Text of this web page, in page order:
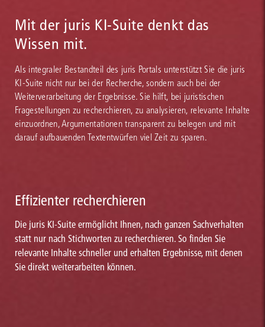
Mit der juris KI-Suite denkt das
Wissen mit.
Als integraler Bestandteil des juris Portals unterstützt Sie die juris
KI-Suite nicht nur bei der Recherche, sondern auch bei der
Weiterverarbeitung der Ergebnisse. Sie hilft, bei juristischen
Fragestellungen zu recherchieren, zu analysieren, relevante Inhalte
einzuordnen, Argumentationen transparent zu belegen und mit
darauf aufbauenden Textentwürfen viel Zeit zu sparen.
Effizienter recherchieren
Die juris KI-Suite ermöglicht Ihnen, nach ganzen Sachverhalten
statt nur nach Stichworten zu recherchieren. So finden Sie
relevante Inhalte schneller und erhalten Ergebnisse, mit denen
Sie direkt weiterarbeiten können.